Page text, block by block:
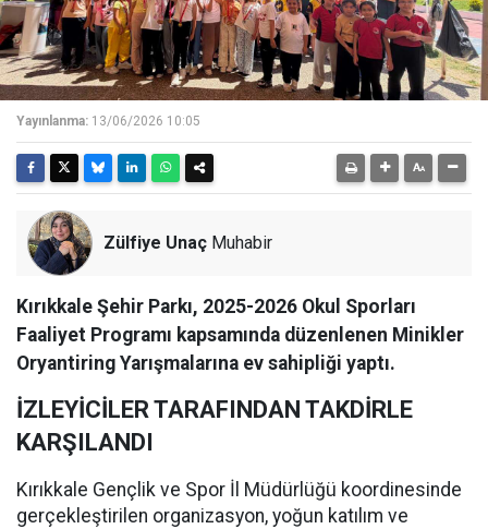
Yayınlanma: 13/06/2026 10:05
Zülfiye Unaç Muhabir
Kırıkkale Şehir Parkı, 2025-2026 Okul Sporları
Faaliyet Programı kapsamında düzenlenen Minikler
Oryantiring Yarışmalarına ev sahipliği yaptı.
İZLEYİCİLER TARAFINDAN TAKDİRLE
KARŞILANDI
Kırıkkale Gençlik ve Spor İl Müdürlüğü koordinesinde
gerçekleştirilen organizasyon, yoğun katılım ve